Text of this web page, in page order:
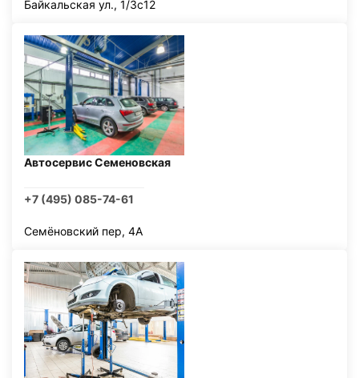
Байкальская ул., 1/3с12
Автосервис Семеновская
+7 (495) 085-74-61
Семёновский пер, 4А